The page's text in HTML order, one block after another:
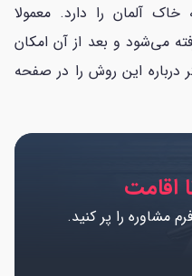
آلمان را دارد. معمولا
در نظر گرفته می‌شود و بعد از آن امکان
درباره این روش را در صفحه
اقامت
مشاوره را پر کنید.